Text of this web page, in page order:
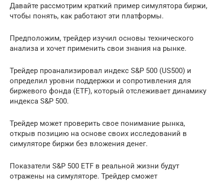
Давайте рассмотрим краткий пример симулятора биржи,
чтобы понять, как работают эти платформы.
Предположим, трейдер изучил основы технического
анализа и хочет применить свои знания на рынке.
Трейдер проанализировал индекс S&P 500 (US500) и
определил уровни поддержки и сопротивления для
биржевого фонда (ETF), который отслеживает динамику
индекса S&P 500.
Трейдер может проверить свое понимание рынка,
открыв позицию на основе своих исследований в
симуляторе биржи без вложения денег.
Показатели S&P 500 ETF в реальной жизни будут
отражены на симуляторе. Трейдер сможет